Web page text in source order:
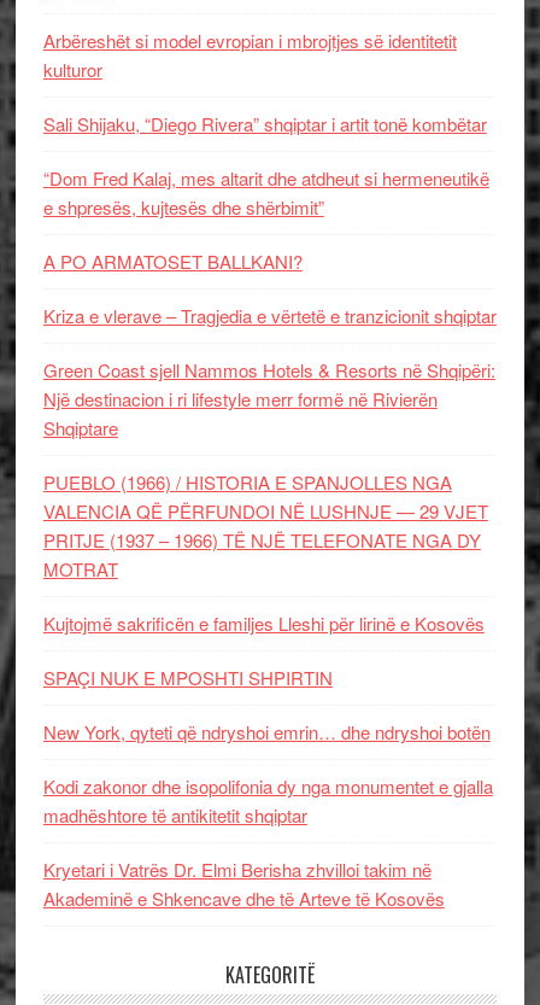
Arbëreshët si model evropian i mbrojtjes së identitetit
kulturor
Sali Shijaku, “Diego Rivera” shqiptar i artit tonë kombëtar
“Dom Fred Kalaj, mes altarit dhe atdheut si hermeneutikë
e shpresës, kujtesës dhe shërbimit”
A PO ARMATOSET BALLKANI?
Kriza e vlerave – Tragjedia e vërtetë e tranzicionit shqiptar
Green Coast sjell Nammos Hotels & Resorts në Shqipëri:
Një destinacion i ri lifestyle merr formë në Rivierën
Shqiptare
PUEBLO (1966) / HISTORIA E SPANJOLLES NGA
VALENCIA QË PËRFUNDOI NË LUSHNJE — 29 VJET
PRITJE (1937 – 1966) TË NJË TELEFONATE NGA DY
MOTRAT
Kujtojmë sakrificën e familjes Lleshi për lirinë e Kosovës
SPAÇI NUK E MPOSHTI SHPIRTIN
New York, qyteti që ndryshoi emrin… dhe ndryshoi botën
Kodi zakonor dhe isopolifonia dy nga monumentet e gjalla
madhështore të antikitetit shqiptar
Kryetari i Vatrës Dr. Elmi Berisha zhvilloi takim në
Akademinë e Shkencave dhe të Arteve të Kosovës
KATEGORITË